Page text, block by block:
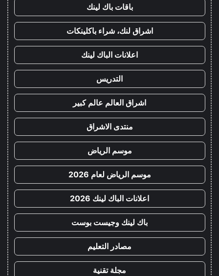
باقات باك لينك
اشراق لنك، شراء باكلينكات
اعلانات الباك لينك
التدريس
اشراق العالم عالم كبير
منتدى الاشراق
موسم الرياض
موسم الرياض لعام 2026
اعلانات الباك لينك 2026
باك لينك وجيست بوست
مصادر التعليم
مجلة تقنية